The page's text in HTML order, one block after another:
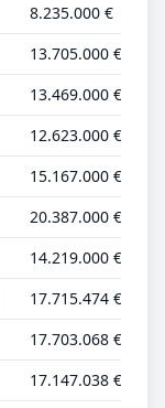
8.235.000 €
13.705.000 €
13.469.000 €
12.623.000 €
15.167.000 €
20.387.000 €
14.219.000 €
17.715.474 €
17.703.068 €
17.147.038 €